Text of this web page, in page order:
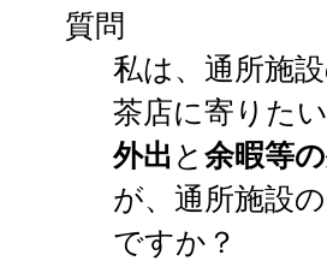
質問
私は、通所施
茶店に寄りた
外出 と 余暇等
が、通所施設
ですか？